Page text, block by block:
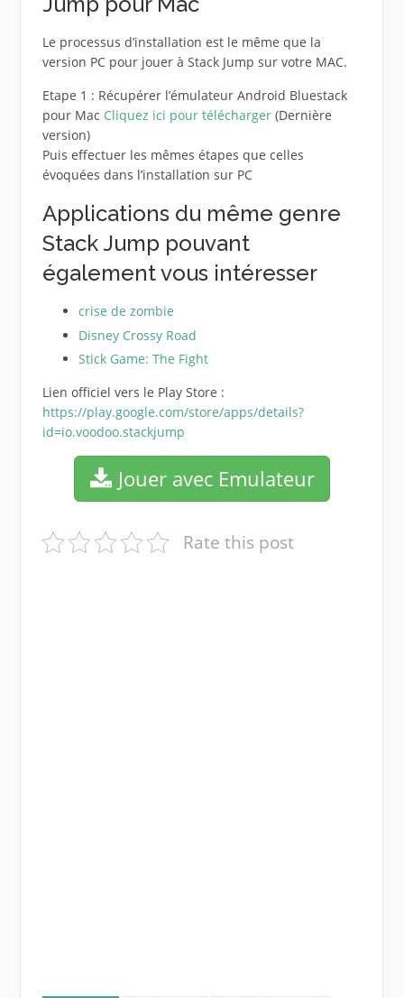
Le processus d’installation est le même que la
version PC pour jouer à Stack Jump sur votre MAC.
Etape 1 : Récupérer l’émulateur Android Bluestack
pour Mac Cliquez ici pour télécharger(Dernière
version)
Puis effectuer les mêmes étapes que celles
évoquées dans l’installation sur PC
Applications du même genre
Stack Jump pouvant
également vous intéresser
crise de zombie
Disney Crossy Road
Stick Game: The Fight
Lien officiel vers le Play Store :
https://play.google.com/store/apps/details?
id=io.voodoo.stackjump
Jouer avec Emulateur
Rate this post